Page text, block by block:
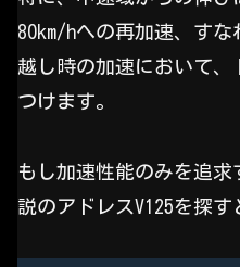
80km/hへの再加速、す
越し時の加速において
つけます。
もし加速性能のみを追
説のアドレスV125を探す